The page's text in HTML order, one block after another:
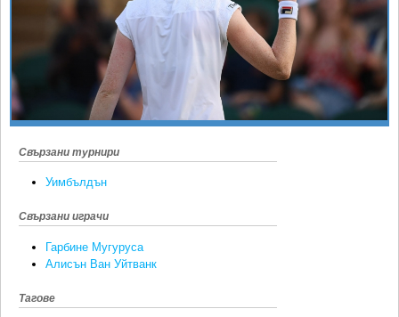
КЛУБОВЕ
ЖЪЛТО
РАКЕТНИ
Спорт&Фитнес
Свързани турнири
Уимбълдън
Свързани играчи
Гарбине Мугуруса
Алисън Ван Уйтванк
Тагове